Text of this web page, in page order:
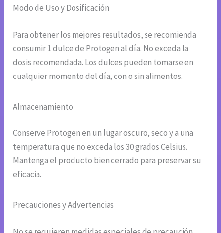
Modo de Uso y Dosificación
Para obtener los mejores resultados, se recomienda
consumir 1 dulce de Protogen al día. No exceda la
dosis recomendada. Los dulces pueden tomarse en
cualquier momento del día, con o sin alimentos.
Almacenamiento
Conserve Protogen en un lugar oscuro, seco y a una
temperatura que no exceda los 30 grados Celsius.
Mantenga el producto bien cerrado para preservar su
eficacia.
Precauciones y Advertencias